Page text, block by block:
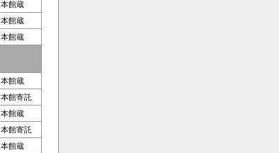
本館蔵
本館蔵
本館蔵
本館蔵
本館寄託
本館蔵
本館寄託
本館蔵